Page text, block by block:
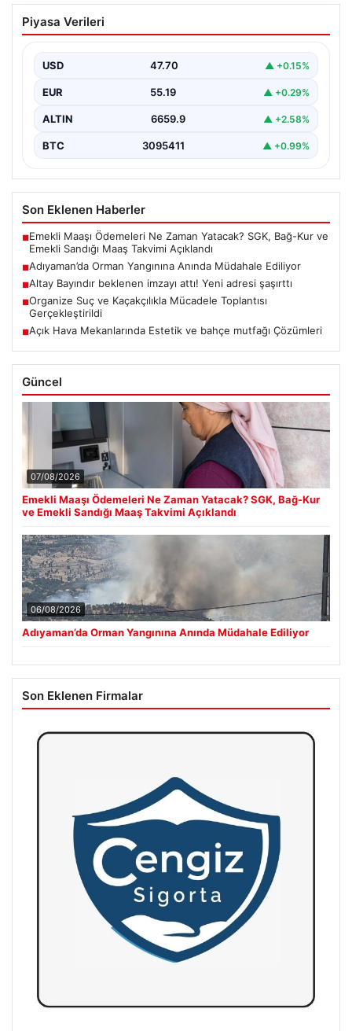
Adıyaman’da Orman Yangınına Anında
Müdahale Ediliyor
Kütüklü köyleri arasındaki geniş ormanlık alan, aniden
çıkan…
Piyasa Verileri
USD 47.70 ▲ +0.15%
EUR 55.19 ▲ +0.29%
ALTIN 6659.9 ▲ +2.58%
BTC 3095411 ▲ +0.99%
Son Eklenen Haberler
■Emekli Maaşı Ödemeleri Ne Zaman Yatacak? SGK, Bağ-Kur ve
Emekli Sandığı Maaş Takvimi Açıklandı
■Adıyaman’da Orman Yangınına Anında Müdahale Ediliyor
■Altay Bayındır beklenen imzayı attı! Yeni adresi şaşırttı
■Organize Suç ve Kaçakçılıkla Mücadele Toplantısı
Gerçekleştirildi
■Açık Hava Mekanlarında Estetik ve bahçe mutfağı Çözümleri
Güncel
07/08/2026
Emekli Maaşı Ödemeleri Ne Zaman Yatacak? SGK, Bağ-Kur
ve Emekli Sandığı Maaş Takvimi Açıklandı
06/08/2026
Adıyaman’da Orman Yangınına Anında Müdahale Ediliyor
Son Eklenen Firmalar